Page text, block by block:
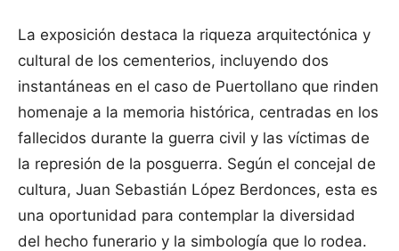
La exposición destaca la riqueza arquitectónica y
cultural de los cementerios, incluyendo dos
instantáneas en el caso de Puertollano que rinden
homenaje a la memoria histórica, centradas en los
fallecidos durante la guerra civil y las víctimas de
la represión de la posguerra. Según el concejal de
cultura, Juan Sebastián López Berdonces, esta es
una oportunidad para contemplar la diversidad
del hecho funerario y la simbología que lo rodea.